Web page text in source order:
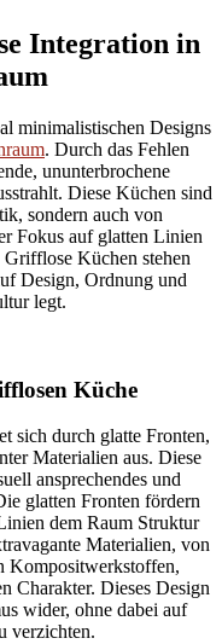
Integration in
minimalistischen Designs
. Durch das Fehlen
ununterbrochene
Diese Küchen sind
sondern auch von
Fokus auf glatten Linien
Küchen stehen
Design, Ordnung und
legt.
Küche
sich durch glatte Fronten,
Materialien aus. Diese
ansprechendes und
glatten Fronten fördern
dem Raum Struktur
Materialien, von
Kompositwerkstoffen,
Charakter. Dieses Design
wider, ohne dabei auf
verzichten.